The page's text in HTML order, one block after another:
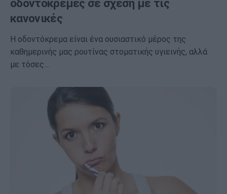
οδοντόκρεμες σε σχέση με τις
κανονικές
Η οδοντόκρεμα είναι ένα ουσιαστικό μέρος της
καθημερινής μας ρουτίνας στοματικής υγιεινής, αλλά
με τόσες…